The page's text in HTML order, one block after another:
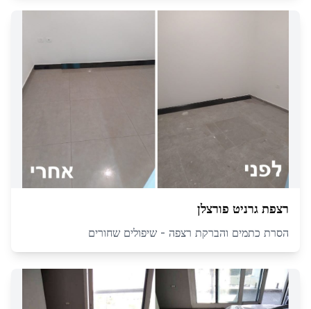
רצפת גרניט פורצלן
הסרת כתמים והברקת רצפה - שיפולים שחורים